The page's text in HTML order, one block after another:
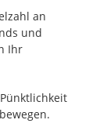
an
und
Ihr